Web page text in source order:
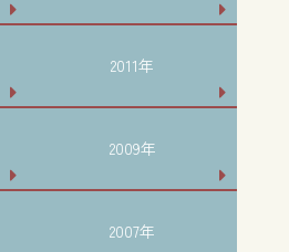
2011年
2009年
2007年